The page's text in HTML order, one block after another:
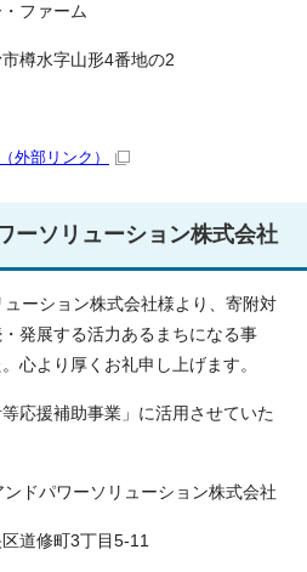
ファーム
樽水字山形4番地の2
（外部リンク）
ーソリューション株式会社
ーション株式会社様より、寄附対
発展する活力あるまちになる事
心より厚くお礼申し上げます。
応援補助事業」に活用させていた
ドパワーソリューション株式会社
道修町3丁目5-11